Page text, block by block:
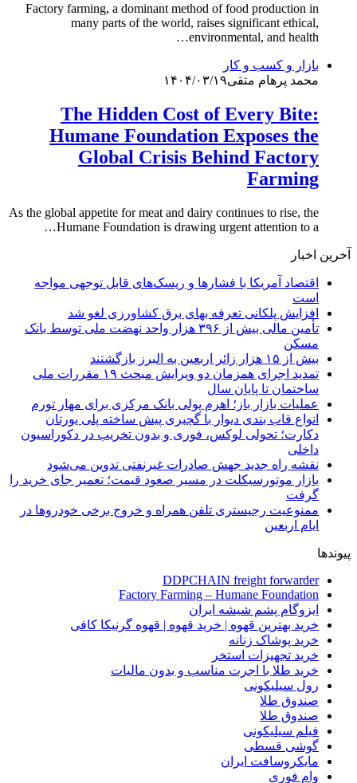
Factory farming, a dominant method of food production in
many parts of the world, raises significant ethical,
environmental, and health…
بازار و کسب و کار
محمد پرهام متقی۱۴۰۴/۰۳/۱۹
The Hidden Cost of Every Bite:
Humane Foundation Exposes the
Global Crisis Behind Factory
Farming
As the global appetite for meat and dairy continues to rise, the
Humane Foundation is drawing urgent attention to a…
آخرین اخبار
اقتصاد آمریکا با فشارها و ریسک‌های قابل توجهی مواجه
است
افزایش پلکانی تعرفه بهای برق کشاورزی لغو شد
تأمین مالی بیش از ۳۹۶ هزار واحد نهضت ملی توسط بانک
مسکن
بیش از ۱۵ هزار زائر اربعین به البرز بازگشتند
تمدید اجرای همزمان دو ویرایش مبحث ۱۹ مقررات ملی
ساختمان تا پایان سال
عملیات بازار باز؛ اهرم پولی بانک مرکزی برای مهار تورم
انواع قاب بندی دیوار با گچبری پیش ساخته پلی یورتان
دکارت؛ تحولی لوکس، فوری و بدون تخریب در دکوراسیون
داخلی
نقشه راه جدید جهش صادرات غیرنفتی تدوین می‌شود
بازار موتورسیکلت در مسیر صعود قیمت؛ تعمیر جای خرید را
گرفت
ممنوعیت رجیستری تلفن همراه و خروج برخی خودروها در
ایام اربعین
پیوندها
DDPCHAIN freight forwarder
Factory Farming – Humane Foundation
ایزوگام پشم شیشه ایران
خرید بهترین قهوه | خرید قهوه | قهوه گرنیکا کافی
خرید پوشاک زنانه
خرید تجهیزات استخر
خرید طلا با اجرت مناسب و بدون مالیات
رول سیلیکونی
صندوق طلا
صندوق طلا
فیلم سیلیکونی
گوشی قسطی
مایکروسافت ایران
وام فوری